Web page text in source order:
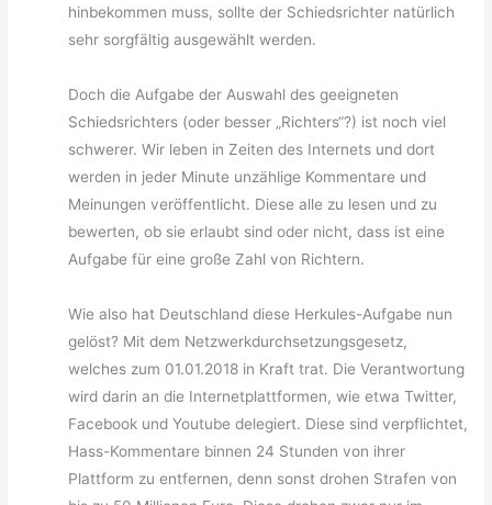
hinbekommen muss, sollte der Schiedsrichter natürlich
sehr sorgfältig ausgewählt werden.
Doch die Aufgabe der Auswahl des geeigneten
Schiedsrichters (oder besser „Richters“?) ist noch viel
schwerer. Wir leben in Zeiten des Internets und dort
werden in jeder Minute unzählige Kommentare und
Meinungen veröffentlicht. Diese alle zu lesen und zu
bewerten, ob sie erlaubt sind oder nicht, dass ist eine
Aufgabe für eine große Zahl von Richtern.
Wie also hat Deutschland diese Herkules-Aufgabe nun
gelöst? Mit dem Netzwerkdurchsetzungsgesetz,
welches zum 01.01.2018 in Kraft trat. Die Verantwortung
wird darin an die Internetplattformen, wie etwa Twitter,
Facebook und Youtube delegiert. Diese sind verpflichtet,
Hass-Kommentare binnen 24 Stunden von ihrer
Plattform zu entfernen, denn sonst drohen Strafen von